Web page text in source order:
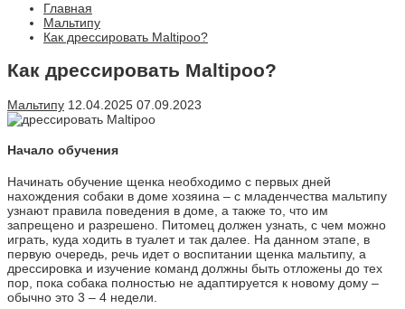
Главная
Мальтипу
Как дрессировать Maltipoo?
Как дрессировать Maltipoo?
Мальтипу 12.04.2025 07.09.2023
Начало обучения
Начинать обучение щенка необходимо с первых дней
нахождения собаки в доме хозяина – с младенчества мальтипу
узнают правила поведения в доме, а также то, что им
запрещено и разрешено. Питомец должен узнать, с чем можно
играть, куда ходить в туалет и так далее. На данном этапе, в
первую очередь, речь идет о воспитании щенка мальтипу, а
дрессировка и изучение команд должны быть отложены до тех
пор, пока собака полностью не адаптируется к новому дому –
обычно это 3 – 4 недели.